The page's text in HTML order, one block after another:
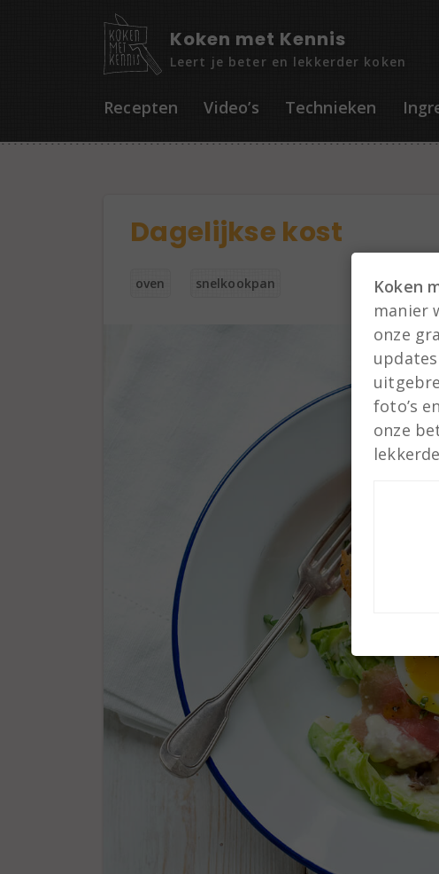
Koken met Kennis
Leert je beter en lekkerder koken
Recepten Video’s Technieken
Dagelijkse kost
oven snelkookpan Koken
manier
onze
foto’s
onze